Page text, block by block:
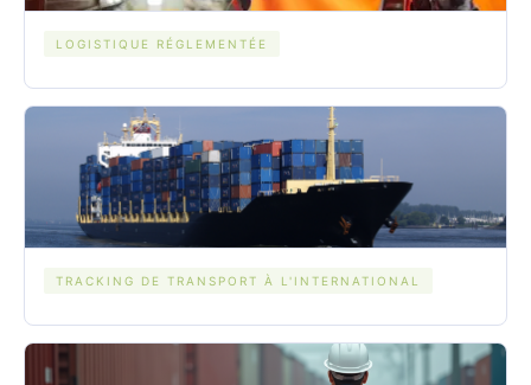
LOGISTIQUE RÉGLEMENTÉE
TRACKING DE TRANSPORT À L'INTERNATIONAL